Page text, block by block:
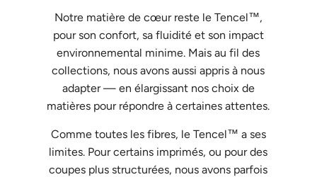
Notre matière de cœur reste le Tencel™,
pour son confort, sa fluidité et son impact
environnemental minime. Mais au fil des
collections, nous avons aussi appris à nous
adapter — en élargissant nos choix de
matières pour répondre à certaines attentes.
Comme toutes les fibres, le Tencel™ a ses
limites. Pour certains imprimés, ou pour des
coupes plus structurées, nous avons parfois